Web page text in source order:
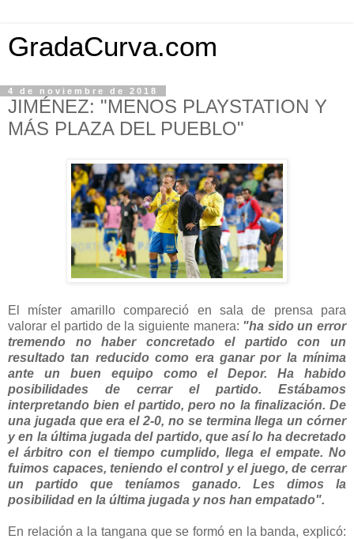
GradaCurva.com
4 de noviembre de 2018
JIMÉNEZ: "MENOS PLAYSTATION Y
MÁS PLAZA DEL PUEBLO"
El míster amarillo compareció en sala de prensa para
valorar el partido de la siguiente manera: "ha sido un error
tremendo no haber concretado el partido con un
resultado tan reducido como era ganar por la mínima
ante un buen equipo como el Depor. Ha habido
posibilidades de cerrar el partido. Estábamos
interpretando bien el partido, pero no la finalización. De
una jugada que era el 2-0, no se termina llega un córner
y en la última jugada del partido, que así lo ha decretado
el árbitro con el tiempo cumplido, llega el empate. No
fuimos capaces, teniendo el control y el juego, de cerrar
un partido que teníamos ganado. Les dimos la
posibilidad en la última jugada y nos han empatado".
En relación a la tangana que se formó en la banda, explicó: